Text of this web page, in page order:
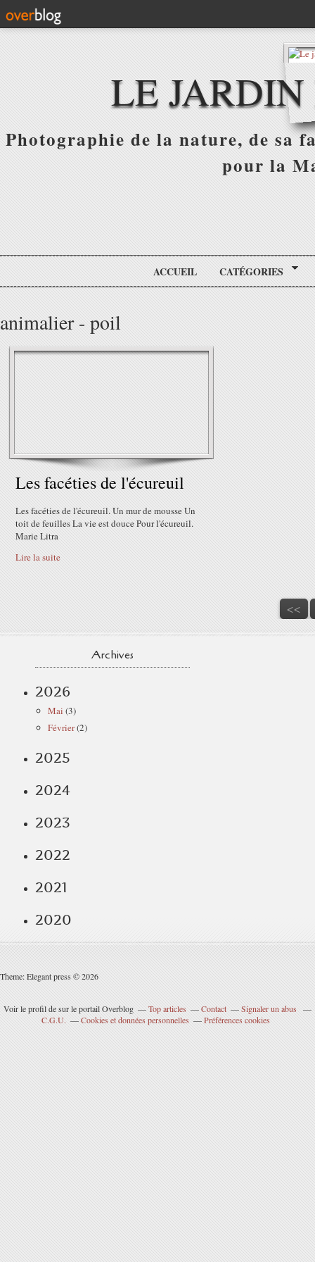
LE
Photographie de la nature, de sa
pour la
ACCUEIL CATÉGORIES
animalier - poil
Les facéties de l'écureuil
Les facéties de l'écureuil. Un mur de mousse Un
toit de feuilles La vie est douce Pour l'écureuil.
Marie Litra
Lire la suite
<<
Archives
2026
Mai (3)
Février(2)
2025
2024
2023
2022
2021
2020
Theme: Elegant press © 2026
Voir le profil desur le portail Overblog Top articles Contact
Signaler un abus
C.G.U.
Cookies et données personnelles Préférences cookies